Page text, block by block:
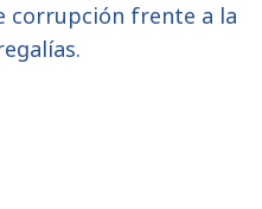
corrupción frente a la